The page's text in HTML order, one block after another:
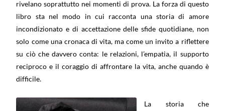
rivelano soprattutto nei momenti di prova. La forza di questo
libro sta nel modo in cui racconta una storia di amore
incondizionato e di accettazione delle sfide quotidiane, non
solo come una cronaca di vita, ma come un invito a riflettere
su ciò che davvero conta: le relazioni, l’empatia, il supporto
reciproco e il coraggio di affrontare la vita, anche quando è
difficile.
La storia che